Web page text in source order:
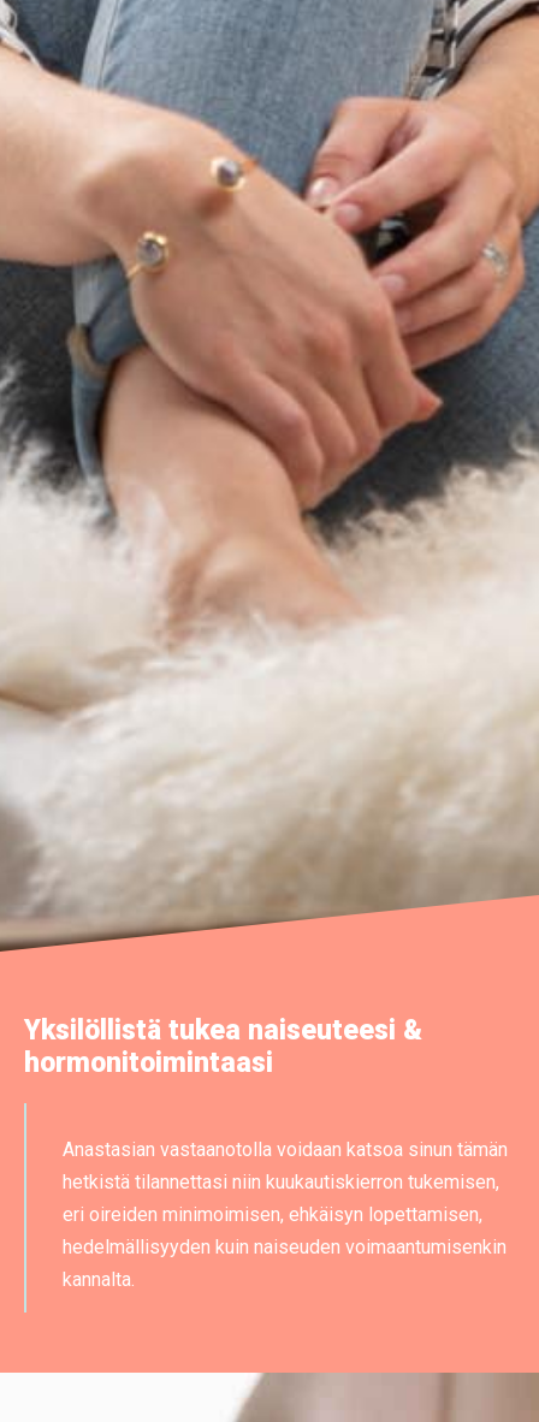
Yksilöllistä tukea naiseuteesi &
hormonitoimintaasi
Anastasian vastaanotolla voidaan katsoa sinun tämän
hetkistä tilannettasi niin kuukautiskierron tukemisen,
eri oireiden minimoimisen, ehkäisyn lopettamisen,
hedelmällisyyden kuin naiseuden voimaantumisenkin
kannalta.